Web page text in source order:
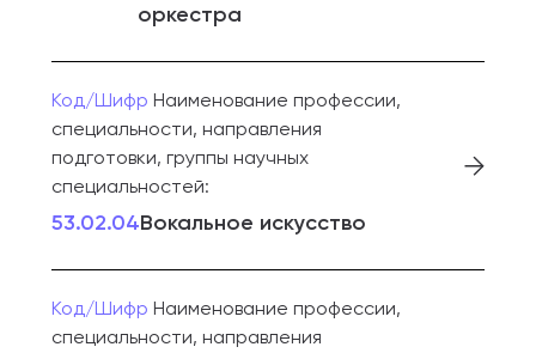
оркестра
Код/Шифр Наименование профессии,
специальности, направления
подготовки, группы научных
специальностей:
53.02.04Вокальное искусство
Код/Шифр Наименование профессии,
специальности, направления